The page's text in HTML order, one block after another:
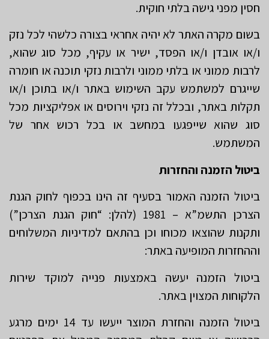
חסין מפני גישה בלתי חוקית.
בשום מקרה האתר לא יהיה אחראי בצורה כלשהי לכל נזק
ו/או אובדן ו/או הפסד, ישיר או עקיף, מכל סוג שהוא,
לרבות ממוני או בלתי ממוני ולרבות נזקי תוכנה או חומרה
שייגרם למשתמש עקב השימוש באתר ו/או בתוכן ו/או
תקלות באתר, ובכלל זה נזקי וירוסים או אפליקציות מכל
סוג שהוא שייפגעו במחשב או בכל רכוש אחר של
המשתמש.
ביטול הזמנה והחזרות
ביטול הזמנה האמור בסעיף זה הינו בכפוף לחוק הגנת
הצרכן התשמ”א – 1981 (להלן: “חוק הגנת הצרכן”)
ותקנות שהוצאו מכוחו וכן בהתאם למדיניות המשלוחים
וההחזרות המופיעה באתר:
ביטול הזמנה יעשה באמצעות פנייה למוקד שירות
הלקוחות המצוין באתר.
ביטול הזמנה והחזרת המוצר ייעשו עד 14 ימים מרגע